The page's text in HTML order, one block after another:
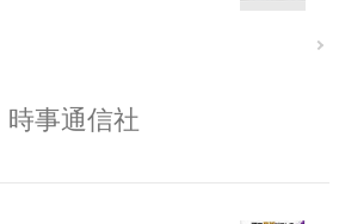
時事通信社